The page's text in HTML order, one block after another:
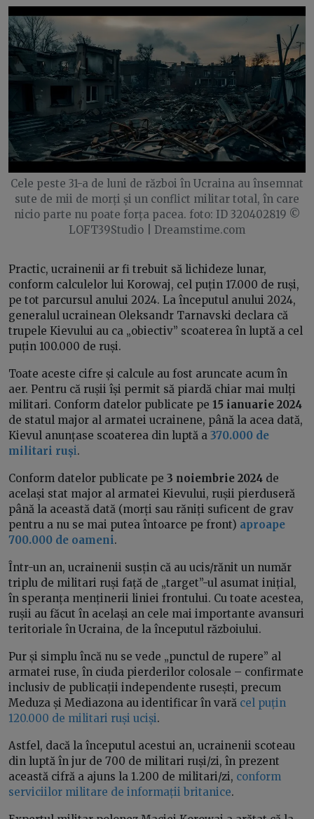
Cele peste 31-a de luni de război în Ucraina au însemnat
sute de mii de morți și un conflict militar total, în care
nicio parte nu poate forța pacea. foto: ID 320402819 ©
LOFT39Studio | Dreamstime.com
Practic, ucrainenii ar fi trebuit să lichideze lunar,
conform calculelor lui Korowaj, cel puțin 17.000 de ruși,
pe tot parcursul anului 2024. La începutul anului 2024,
generalul ucrainean Oleksandr Tarnavski declara că
trupele Kievului au ca „obiectiv” scoaterea în luptă a cel
puțin 100.000 de ruși.
Toate aceste cifre și calcule au fost aruncate acum în
aer. Pentru că rușii își permit să piardă chiar mai mulți
militari. Conform datelor publicate pe 15 ianuarie 2024
de statul major al armatei ucrainene, până la acea dată,
Kievul anunțase scoaterea din luptă a 370.000 de
militari ruși.
Conform datelor publicate pe 3 noiembrie 2024 de
același stat major al armatei Kievului, rușii pierduseră
până la această dată (morți sau răniți suficent de grav
pentru a nu se mai putea întoarce pe front) aproape
700.000 de oameni.
Într-un an, ucrainenii susțin că au ucis/rănit un număr
triplu de militari ruși față de „target”-ul asumat inițial,
în speranța menținerii liniei frontului. Cu toate acestea,
rușii au făcut în același an cele mai importante avansuri
teritoriale în Ucraina, de la începutul războiului.
Pur și simplu încă nu se vede „punctul de rupere” al
armatei ruse, în ciuda pierderilor colosale – confirmate
inclusiv de publicații independente rusești, precum
Meduza și Mediazona au identificar în vară cel puțin
120.000 de militari ruși uciși.
Astfel, dacă la începutul acestui an, ucrainenii scoteau
din luptă în jur de 700 de militari ruși/zi, în prezent
această cifră a ajuns la 1.200 de militari/zi, conform
serviciilor militare de informații britanice.